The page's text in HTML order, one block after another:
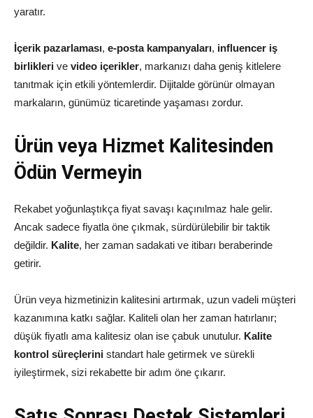
yaratır.
İçerik pazarlaması, e-posta kampanyaları, influencer iş
birlikleri ve video içerikler, markanızı daha geniş kitlelere
tanıtmak için etkili yöntemlerdir. Dijitalde görünür olmayan
markaların, günümüz ticaretinde yaşaması zordur.
Ürün veya Hizmet Kalitesinden
Ödün Vermeyin
Rekabet yoğunlaştıkça fiyat savaşı kaçınılmaz hale gelir.
Ancak sadece fiyatla öne çıkmak, sürdürülebilir bir taktik
değildir. Kalite, her zaman sadakati ve itibarı beraberinde
getirir.
Ürün veya hizmetinizin kalitesini artırmak, uzun vadeli müşteri
kazanımına katkı sağlar. Kaliteli olan her zaman hatırlanır;
düşük fiyatlı ama kalitesiz olan ise çabuk unutulur. Kalite
kontrol süreçlerini standart hale getirmek ve sürekli
iyileştirmek, sizi rekabette bir adım öne çıkarır.